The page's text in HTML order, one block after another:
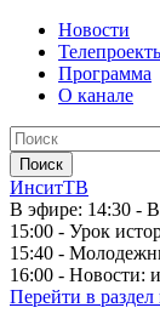
Новости
Программа
О канале
ИнситТВ
В эфире: 14:30 -
15:00 - Урок
15:40 -
16:00 - Новости:
Перейти в